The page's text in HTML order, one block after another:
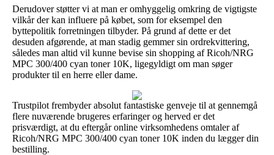
Derudover støtter vi at man er omhyggelig omkring de vigtigste
vilkår der kan influere på købet, som for eksempel den
byttepolitik forretningen tilbyder. På grund af dette er det
desuden afgørende, at man stadig gemmer sin ordrekvittering,
således man altid vil kunne bevise sin shopping af Ricoh/NRG
MPC 300/400 cyan toner 10K, ligegyldigt om man søger
produkter til en herre eller dame.
Trustpilot frembyder absolut fantastiske genveje til at gennemgå
flere nuværende brugeres erfaringer og herved er det
prisværdigt, at du eftergår online virksomhedens omtaler af
Ricoh/NRG MPC 300/400 cyan toner 10K inden du lægger din
bestilling.